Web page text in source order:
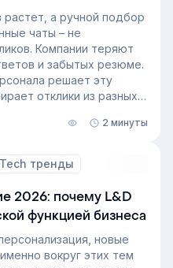
растет, а ручной подбор
чаты – не
Компании теряют
и забытых резюме.
решает эту
отклики из разных
Сегодня программа для
2 минуты
тренды
2026: почему L&D
функцией бизнеса
новые
вокруг этих тем